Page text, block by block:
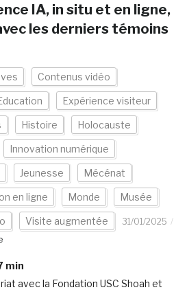
IA, in situ et en ligne,
les derniers témoins
Contenus vidéo
Expérience visiteur
Histoire Holocauste
Innovation numérique
Jeunesse Mécénat
en ligne Monde Musée
Visite augmentée
31/01/2025
min
avec la Fondation USC Shoah et